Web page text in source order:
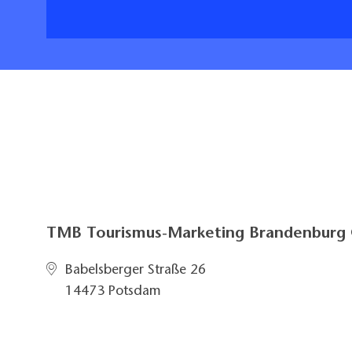
TMB Tourismus-Marketing Brandenburg
Babelsberger Straße 26
14473 Potsdam